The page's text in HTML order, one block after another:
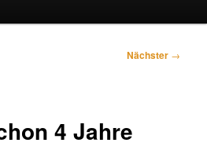
Nächster →
4 Jahre